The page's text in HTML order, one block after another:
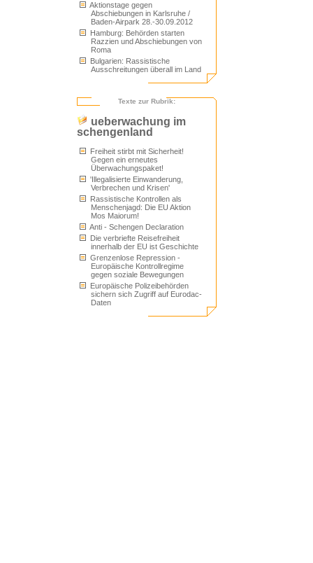
Aktionstage gegen
Abschiebungen in Karlsruhe /
Baden-Airpark 28.-30.09.2012
Hamburg: Behörden starten
Razzien und Abschiebungen von
Roma
Bulgarien: Rassistische
Ausschreitungen überall im Land
Texte zur Rubrik:
ueberwachung im
schengenland
Freiheit stirbt mit Sicherheit!
Gegen ein erneutes
Überwachungspaket!
'Illegalisierte Einwanderung,
Verbrechen und Krisen'
Rassistische Kontrollen als
Menschenjagd: Die EU Aktion
Mos Maiorum!
Anti - Schengen Declaration
Die verbriefte Reisefreiheit
innerhalb der EU ist Geschichte
Grenzenlose Repression -
Europäische Kontrollregime
gegen soziale Bewegungen
Europäische Polizeibehörden
sichern sich Zugriff auf Eurodac-
Daten